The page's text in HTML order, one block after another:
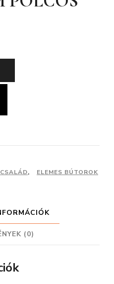
, ELEMES BÚTOROK
(0)